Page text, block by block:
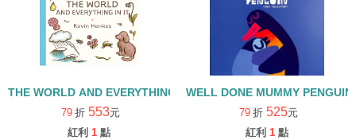
THE WORLD AND EVERYTHING IN IT/精裝繪本
79 折 553元
紅利 1 點
WELL DONE MUMMY
79 折 525元
紅利 1 點